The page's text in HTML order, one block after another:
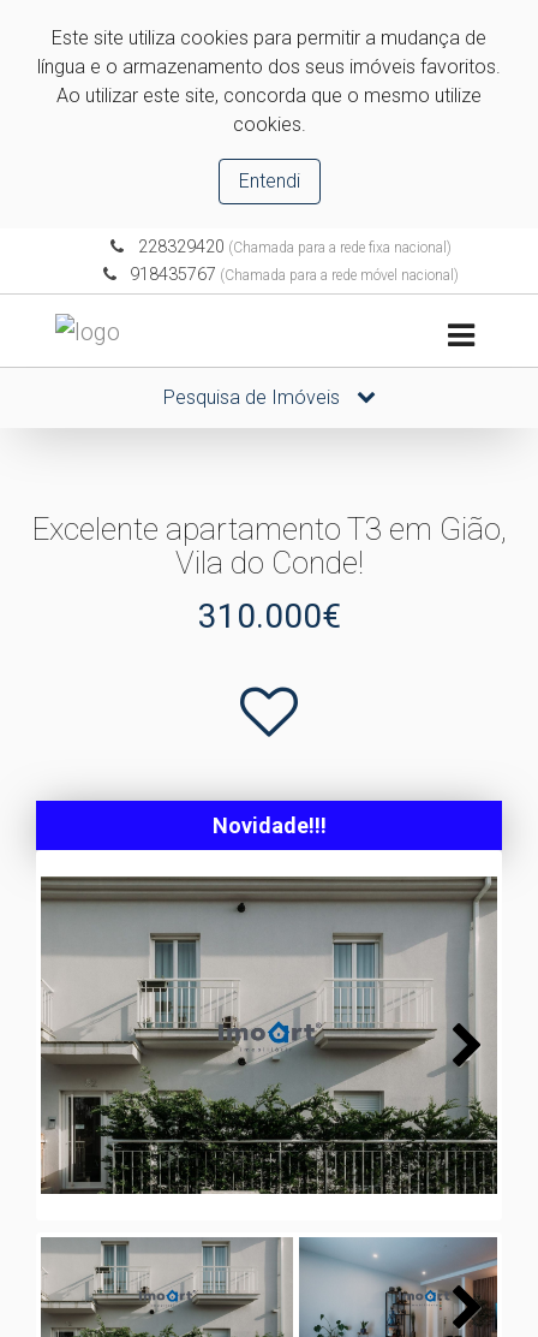
Este site utiliza cookies para permitir a mudança de
língua e o armazenamento dos seus imóveis favoritos.
Ao utilizar este site, concorda que o mesmo utilize
cookies.
Entendi
228329420 (Chamada para a rede fixa nacional)
918435767 (Chamada para a rede móvel nacional)
Pesquisa de Imóveis
Excelente apartamento T3 em Gião,
Vila do Conde!
310.000€
Novidade!!!
Next